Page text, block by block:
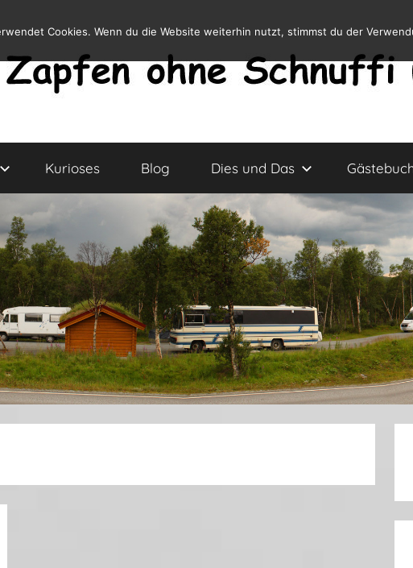
Kurioses Blog Dies und Das
Cookies. Wenn du die Website weiterhin nutzt, stimmst du der